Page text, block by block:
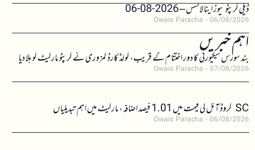
ڈیلی کرپٹو نیوز اینالائسس – 2026-08-06
Owais Paracha 06/08/2026
اہم خبریں
بند سورس سیکیورٹی کا دور اختتام کے قریب، کولڈ کارڈ کمزوری نے کرپٹو مارکیٹ کو ہلا دیا
Owais Paracha 07/08/2026
SC کروڈ آئل کی قیمت میں 1.01 فیصد اضافہ، مارکیٹ میں اہم تبدیلیاں
Owais Paracha 06/08/2026